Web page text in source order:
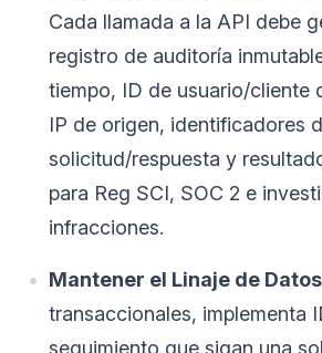
Cada llamada a la API debe
registro de auditoría
tiempo, ID de usuario/cliente
IP de origen, identificadores
solicitud/respuesta y
para Reg SCI, SOC 2 e
infracciones.
Mantener el Linaje de
transaccionales, implementa
seguimiento que sigan una